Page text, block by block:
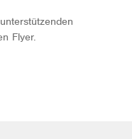
Flyer.